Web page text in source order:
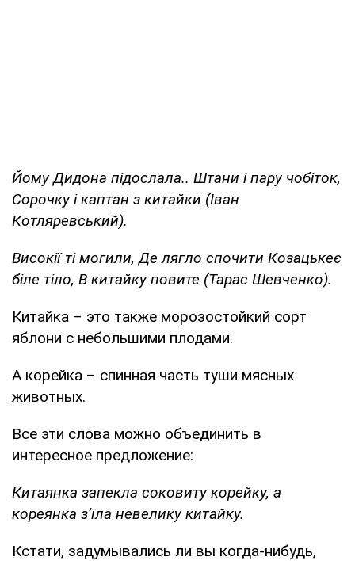
Йому Дидона підослала.. Штани і пару чобіток,
Сорочку і каптан з китайки (Іван
Котляревський).
Високії ті могили, Де лягло спочити Козацькеє
біле тіло, В китайку повите (Тарас Шевченко).
Китайка – это также морозостойкий сорт
яблони с небольшими плодами.
А корейка – спинная часть туши мясных
животных.
Все эти слова можно объединить в
интересное предложение:
Китаянка запекла соковиту корейку, а
кореянка з’їла невелику китайку.
Кстати, задумывались ли вы когда-нибудь,